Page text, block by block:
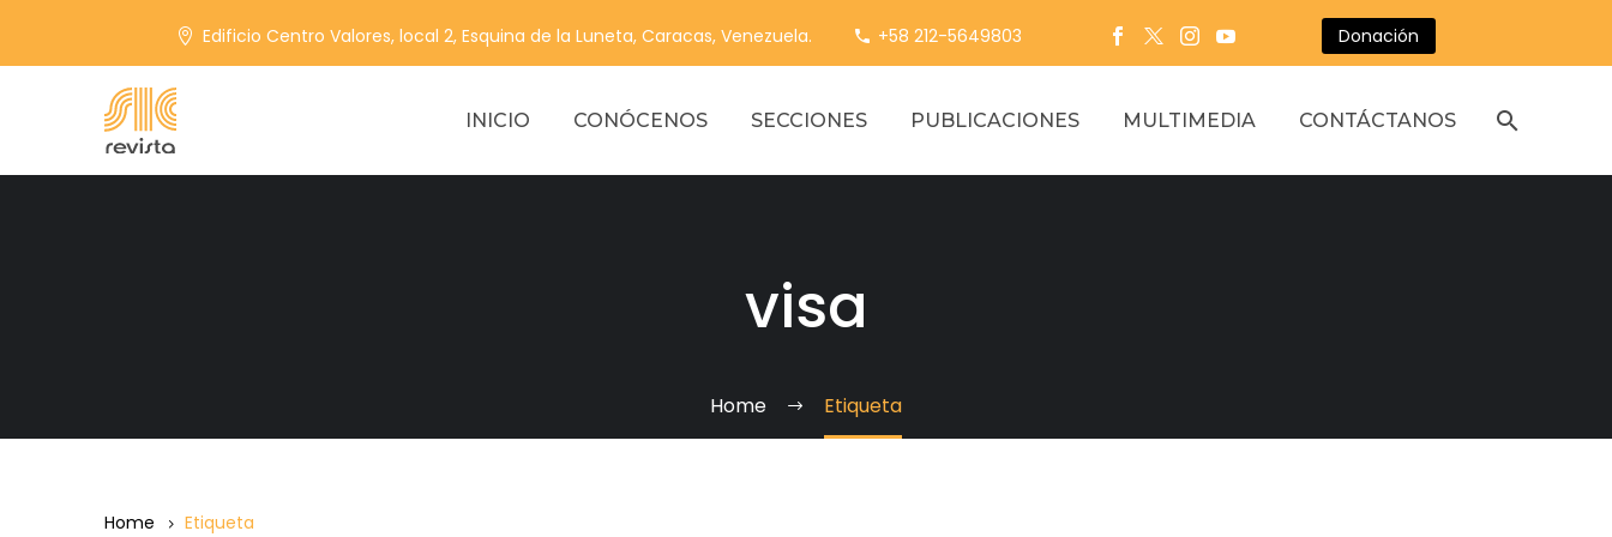
Edificio Centro Valores, local 2, Esquina de la Luneta, Caracas, Venezuela. +58 212-5649803 Donación
INICIO CONÓCENOS SECCIONES PUBLICACIONES MULTIMEDIA CONTÁCTANOS
visa
Home Etiqueta
Home Etiqueta